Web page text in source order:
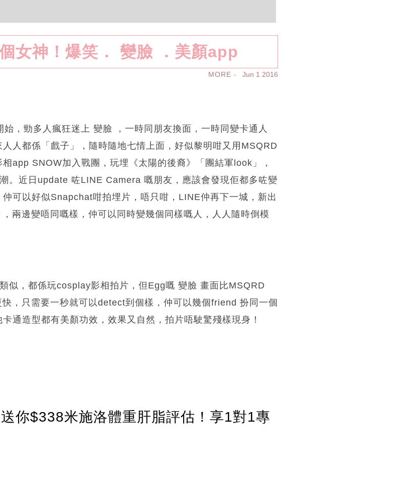
女神！爆笑． 變臉 ．美顏app
MORE Jun 1 2016
，勁多人瘋狂迷上 變臉 ，一時同朋友換面，一時同變卡通人
人都係「戲子」，隨時隨地七情上面，好似黎明咁又用MSQRD
app SNOW加入戰團，玩埋《太陽的後裔》「團結軍look」，
。近日update 咗LINE Camera 嘅朋友，應該會發現佢都多咗變
可以好似Snapchat咁拍埋片，唔只咁，LINE仲再下一城，新出
兩邊變唔同嘅樣，仲可以同時變幾個同樣嘅人，人人隨時倒模
似，都係玩cosplay影相拍片，但Egg嘅 變臉 畫面比MSQRD
，只需要一秒就可以detect到個樣，仲可以幾個friend 扮同一個
通造型都有美顏功效，效果又自然，拍片唔駛驚殘樣現身！
送你$338米施洛體重肝脂評估！享1對1專